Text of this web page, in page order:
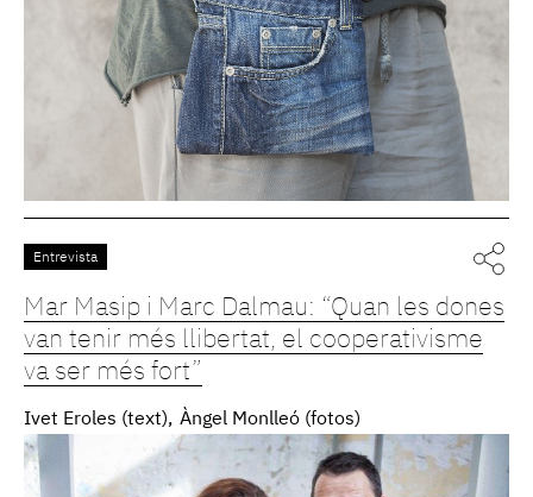
Entrevista
Mar Masip i Marc Dalmau: “Quan les dones
van tenir més llibertat, el cooperativisme
va ser més fort”
Ivet Eroles (text) Àngel Monlleó (fotos)